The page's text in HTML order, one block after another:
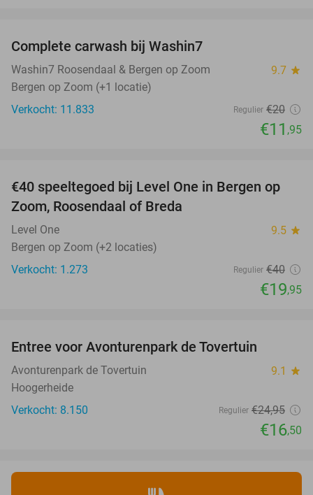
Complete carwash bij Washin7
Washin7 Roosendaal & Bergen op Zoom 9.7 star
Bergen op Zoom (+1 locatie)
Verkocht: 11.833
Regulier €20
€11 ,95
50%
€40 speeltegoed bij Level One in Bergen op
Zoom, Roosendaal of Breda
Level One 9.5 star
Bergen op Zoom (+2 locaties)
Verkocht: 1.273
Regulier €40
€19,95
Entree voor Avonturenpark de Tovertuin
Avonturenpark de Tovertuin 9.1 star
Hoogerheide
Verkocht: 8.150
Regulier €24,95
€16,50